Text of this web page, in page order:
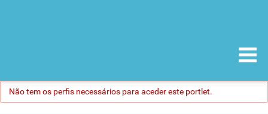
Não tem os perfis necessários para aceder este portlet.